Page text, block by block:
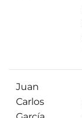
Juan
Carlos